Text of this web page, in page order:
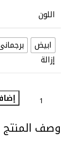
اللون
ابيض
إزالة
وصف المنتج